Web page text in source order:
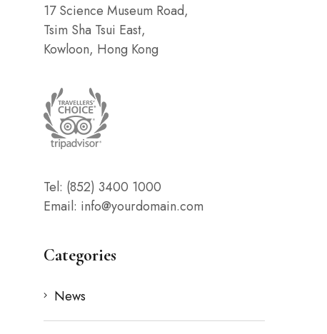
17 Science Museum Road,
Tsim Sha Tsui East,
Kowloon, Hong Kong
Tel: (852) 3400 1000
Email: info@yourdomain.com
Categories
News